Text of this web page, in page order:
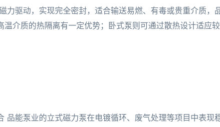
力驱动，实现完全密封，适合输送易燃、有毒或贵重介质
介质的热隔离有一定优势；卧式泵则可通过散热设计适应较
品能泵业的立式磁力泵在电镀循环、废气处理等项目中表现稳